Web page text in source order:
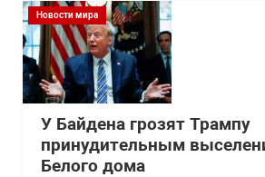
Новости мира
У Байдена грозят Трампу
принудительным
Белого дома